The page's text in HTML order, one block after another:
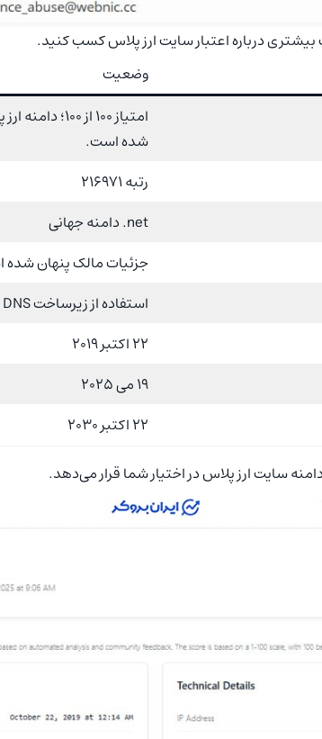
درباره اعتبار سایت ارز پلاس کسب کنید.
وضعیت
شده است.
رتبه 216971
net. دامنه جهانی
جزئیات مالک پنهان
استفاده از زیرساخت DNS توسط ابر آروان
22 اکتبر 2019
19 می 2025
22 اکتبر 2030
سایت ارز پلاس در اختیار شما قرار می‌دهد.